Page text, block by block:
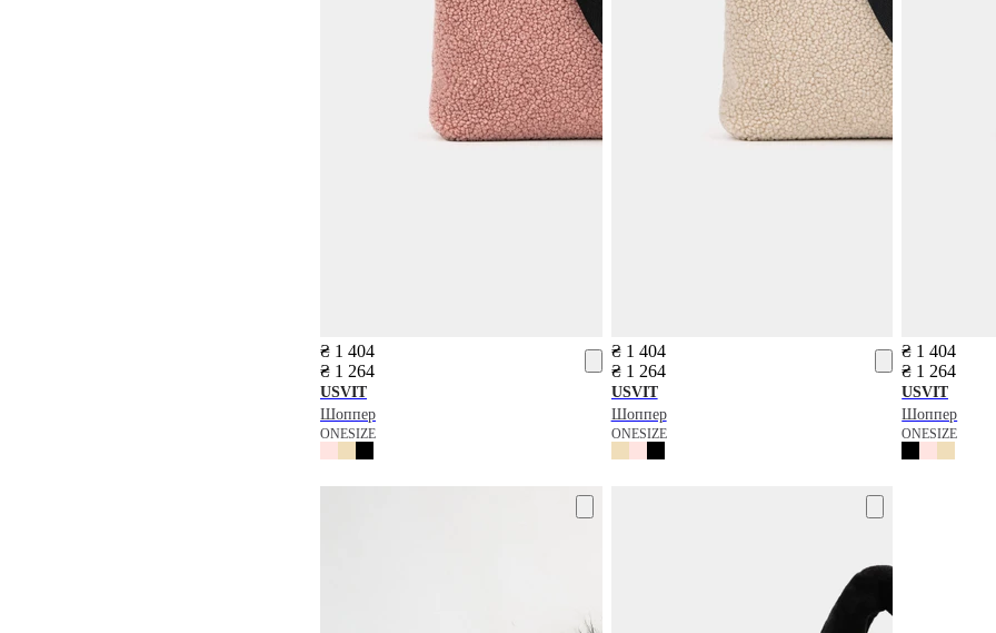
₴ 1 404
₴ 1 264
USVIT
Шоппер
ONESIZE
₴ 1 404
₴ 1 264
USVIT
Шоппер
ONESIZE
₴ 1 404
₴ 1 264
USVIT
Шоппер
ONESIZE